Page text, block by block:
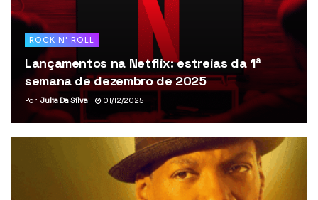
ROCK N' ROLL
Lançamentos na Netflix: estreias da 1ª
semana de dezembro de 2025
Por Julia Da Silva 01/12/2025